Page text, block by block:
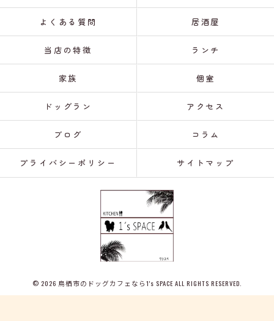
よくある質問 居酒屋
当店の特徴 ランチ
家族 個室
ドッグラン アクセス
ブログ コラム
プライバシーポリシー サイトマップ
© 2026 鳥栖市のドッグカフェなら1's SPACE ALL RIGHTS RESERVED.